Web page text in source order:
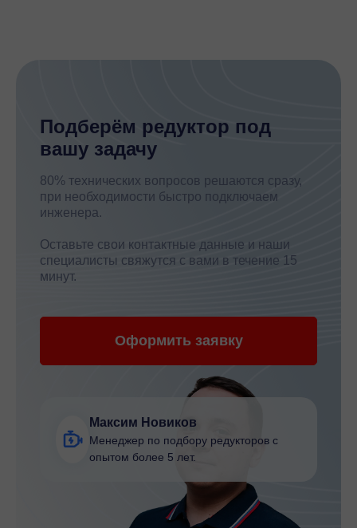
Подберём редуктор под
вашу задачу
80% технических вопросов решаются сразу,
при необходимости быстро подключаем
инженера.
Оставьте свои контактные данные и наши
специалисты свяжутся с вами в течение 15
минут.
Оформить заявку
Максим Новиков
Менеджер по подбору редукторов с
опытом более 5 лет.